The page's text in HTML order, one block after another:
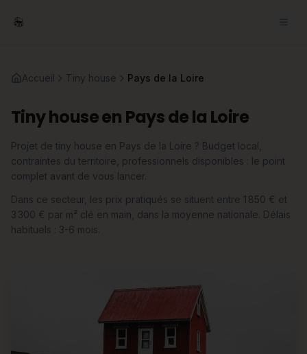
Accueil Tiny house Pays de la Loire
Tiny house en Pays de la Loire
Projet de tiny house en Pays de la Loire ? Budget local,
contraintes du territoire, professionnels disponibles : le point
complet avant de vous lancer.
Dans ce secteur, les prix pratiqués se situent entre 1 850 € et
3 300 € par m² clé en main, dans la moyenne nationale. Délais
habituels : 3-6 mois.